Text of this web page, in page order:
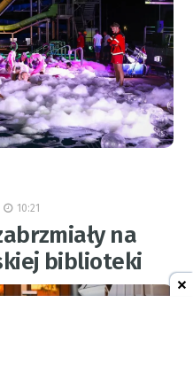
10:21
na
biblioteki